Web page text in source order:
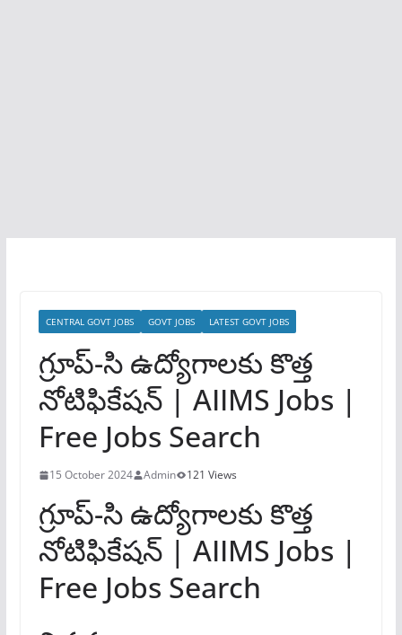
CENTRAL GOVT JOBS GOVT JOBS LATEST GOVT JOBS
గ్రూప్-సి ఉద్యోగాలకు కొత్త
నోటిఫికేషన్ | AIIMS Jobs |
Free Jobs Search
15 October 2024 Admin 121 Views
గ్రూప్-సి ఉద్యోగాలకు కొత్త
నోటిఫికేషన్ | AIIMS Jobs |
Free Jobs Search